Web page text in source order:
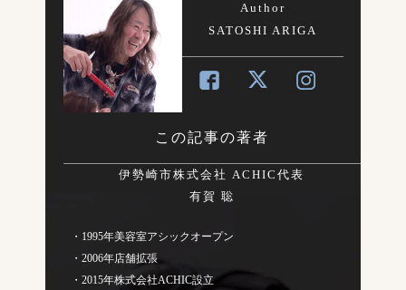
Author
SATOSHI ARIGA
この記事の著者
伊勢崎市株式会社 ACHIC代表
有賀 聡
・1995年美容室アシックオープン
・2006年店舗拡張
・2015年株式会社ACHIC設立